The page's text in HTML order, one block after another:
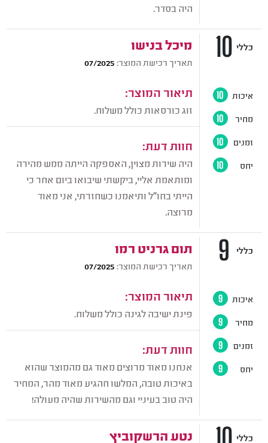
היה בסדר.
מיכל בנישו
תאריך רכישת המוצר: 07/2025
תיאור המוצר:
זוג כורסאות כולל משלוח.
חוות דעת:
היה שירות מצוין, האספקה הייתה ממש מהירה
ומותאמת אליי, ביקשתי שיבואו ביום אחר כי
הייתי בחו"ל ותיאמנו כשחזרתי, אני מאוד
מרוצה.
10 כללי
איכות 10
מחיר 10
זמנים 10
יחס 10
תום גרניט רמו
תאריך רכישת המוצר: 07/2025
תיאור המוצר:
פינת ישיבה לגינה כולל משלוח.
חוות דעת:
אנחנו מאוד מרוצים מאוד גם מהמוצר שהוא
באיכות טובה, המלשו חהגיע מאוד מהר, המחיר
היה טוב בעיניי וגם מהשירות שהיה מעולה!
9 כללי
איכות 9
מחיר 9
זמנים 9
יחס 9
נטע הרשקוביץ כללי